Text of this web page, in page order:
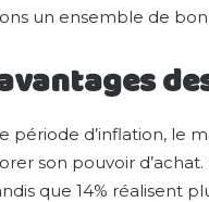
un ensemble de
période d’inflation, le
son pouvoir
que 14% réalisent